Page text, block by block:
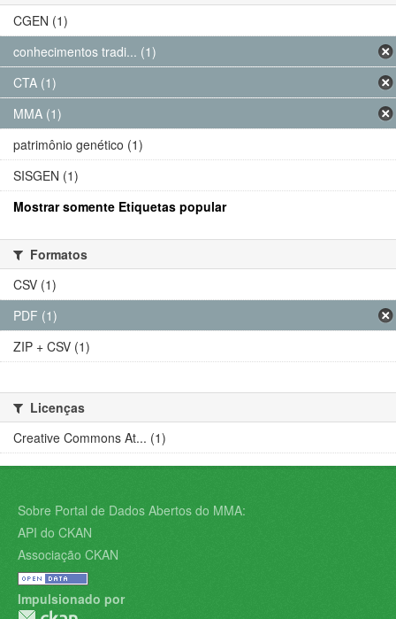
CGEN (1)
conhecimentos tradi... (1)
CTA (1)
MMA (1)
patrimônio genético (1)
SISGEN (1)
Mostrar somente Etiquetas popular
Formatos
CSV (1)
PDF (1)
ZIP + CSV (1)
Licenças
Creative Commons At... (1)
Sobre Portal de Dados Abertos do MMA:
API do CKAN
Associação CKAN
Impulsionado por